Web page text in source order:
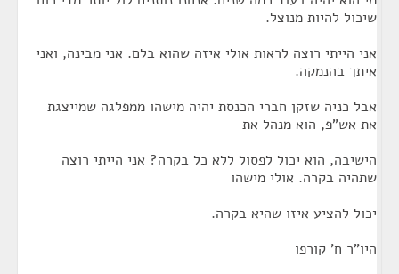
שיכול להיות מנוצל.
אני הייתי רוצה לראות אולי איזה שהוא בלם. אני מבינה, ואני
איתך בהנמקה.
אבל כניה שזקן חברי הכנסת יהיה מישהו ממפלגה שמייצגת
את אש"פ, הוא מנהל את
הישיבה, הוא יכול לפסול ללא כל בקרה? אני הייתי רוצה
שתהיה בקרה. אולי מישהו
יכול להציע איזו שהיא בקרה.
היו"ר ח' קורפו